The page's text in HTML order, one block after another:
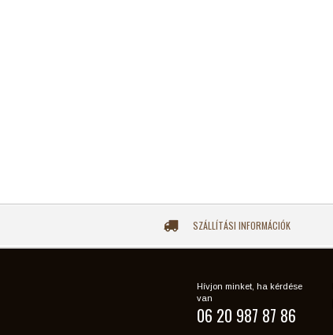
SZÁLLÍTÁSI INFORMÁCIÓK
Hívjon minket, ha kérdése
van
06 20 987 87 86